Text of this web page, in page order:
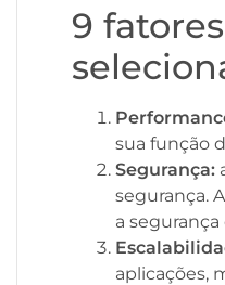
9
sua função
Segurança:
segurança.
a
aplicações,